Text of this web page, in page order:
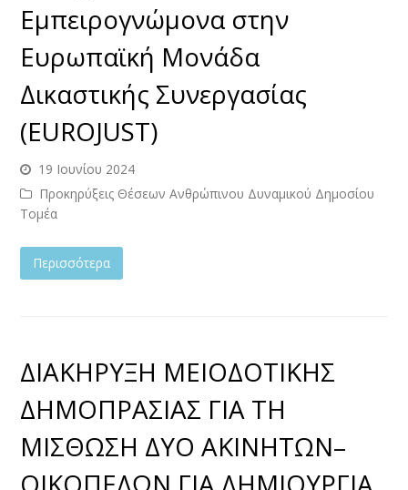
Εμπειρογνώμονα στην
Ευρωπαϊκή Μονάδα
Δικαστικής Συνεργασίας
(EUROJUST)
19 Ιουνίου 2024
Προκηρύξεις Θέσεων Ανθρώπινου Δυναμικού Δημοσίου
Τομέα
Περισσότερα
ΔΙΑΚΗΡΥΞΗ ΜΕΙΟΔΟΤΙΚΗΣ
ΔΗΜΟΠΡΑΣΙΑΣ ΓΙΑ ΤΗ
ΜΙΣΘΩΣΗ ΔΥΟ ΑΚΙΝΗΤΩΝ–